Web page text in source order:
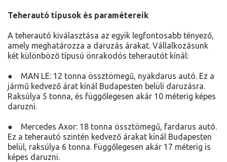
Teherautó típusok és paramétereik
A teherautó kiválasztása az egyik legfontosabb tényező,
amely meghatározza a daruzás árakat. Vállalkozásunk
két különböző típusú önrakodós teherautót kínál:
● MAN LE: 12 tonna össztömegű, nyakdarus autó. Ez a
jármű kedvező árat kínál Budapesten belüli daruzásra.
Raksúlya 5 tonna, és függőlegesen akár 10 méterig képes
daruzni.
● Mercedes Axor: 18 tonna össztömegű, fardarus autó.
Ez a teherautó szintén kedvező árakat kínál Budapesten
belül, raksúlya 6 tonna. Függőlegesen akár 17 méterig is
képes daruzni.